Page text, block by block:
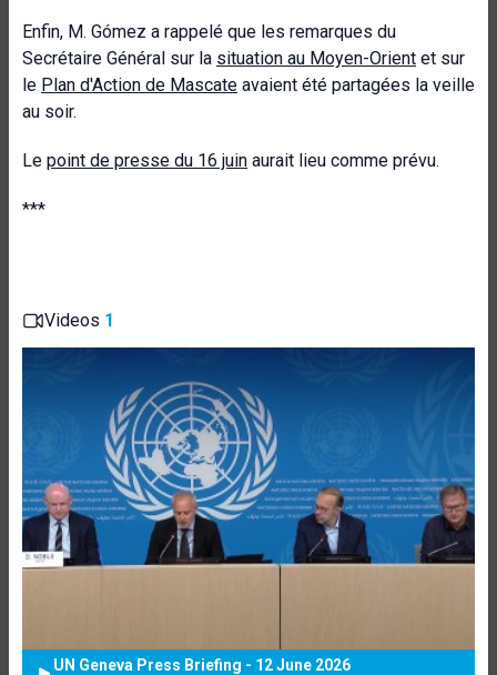
Enfin, M. Gómez a rappelé que les remarques du
Secrétaire Général sur la situation au Moyen-Orient et sur
le Plan d'Action de Mascate avaient été partagées la veille
au soir.
Le point de presse du 16 juin aurait lieu comme prévu.
***
Videos 1
UN Geneva Press Briefing - 12 June 2026